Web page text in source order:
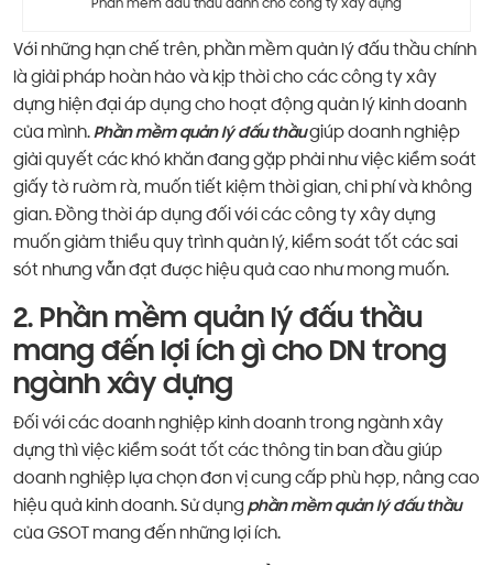
Phần mềm đấu thầu dành cho công ty xây dựng
Với những hạn chế trên, phần mềm quản lý đấu thầu chính
là giải pháp hoàn hảo và kịp thời cho các công ty xây
dựng hiện đại áp dụng cho hoạt động quản lý kinh doanh
của mình. Phần mềm quản lý đấu thầugiúp doanh nghiệp
giải quyết các khó khăn đang gặp phải như việc kiểm soát
giấy tờ rườm rà, muốn tiết kiệm thời gian, chi phí và không
gian. Đồng thời áp dụng đối với các công ty xây dựng
muốn giảm thiểu quy trình quản lý, kiểm soát tốt các sai
sót nhưng vẫn đạt được hiệu quả cao như mong muốn.
2. Phần mềm quản lý đấu thầu
mang đến lợi ích gì cho DN trong
ngành xây dựng
Đối với các doanh nghiệp kinh doanh trong ngành xây
dựng thì việc kiểm soát tốt các thông tin ban đầu giúp
doanh nghiệp lựa chọn đơn vị cung cấp phù hợp, nâng cao
hiệu quả kinh doanh. Sử dụng phần mềm quản lý đấu thầu
của GSOT mang đến những lợi ích.